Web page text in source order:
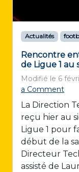
Actualités
Rencontre
de Ligue 1 au
Modifié le 6
a Comment
La Direction
reçu hier au
Ligue 1 pour
début de la
Directeur
assisté de